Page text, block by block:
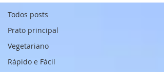
Todos posts
Prato principal
Vegetariano
Rápido e Fácil